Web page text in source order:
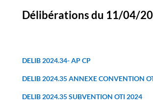
Délibérations du 11/04/
DELIB 2024.34- AP CP
DELIB 2024.35 ANNEXE CONVENTION
DELIB 2024.35 SUBVENTION OTI 2024